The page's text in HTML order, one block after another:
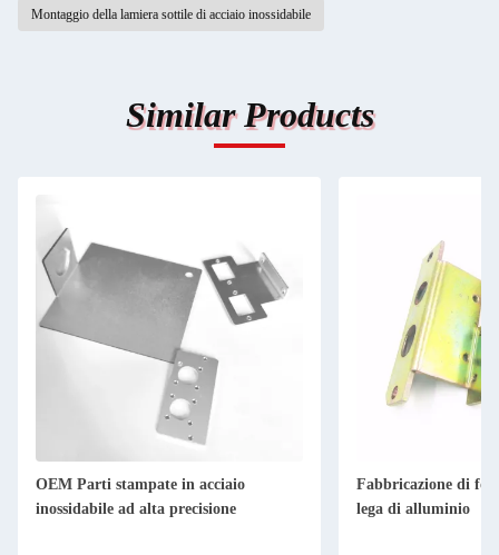
Montaggio della lamiera sottile di acciaio inossidabile
Similar Products
OEM Parti stampate in acciaio
inossidabile ad alta precisione
Fabbricazione di
lega di alluminio